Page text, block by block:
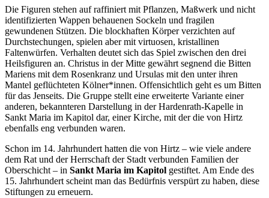
Die Figuren stehen auf raffiniert mit Pflanzen, Maßwerk und nicht
identifizierten Wappen behauenen Sockeln und fragilen
gewundenen Stützen. Die blockhaften Körper verzichten auf
Durchstechungen, spielen aber mit virtuosen, kristallinen
Faltenwürfen. Verhalten deutet sich das Spiel zwischen den drei
Heilsfiguren an. Christus in der Mitte gewährt segnend die Bitten
Mariens mit dem Rosenkranz und Ursulas mit den unter ihren
Mantel geflüchteten Kölner*innen. Offensichtlich geht es um Bitten
für das Jenseits. Die Gruppe stellt eine erweiterte Variante einer
anderen, bekannteren Darstellung in der Hardenrath-Kapelle in
Sankt Maria im Kapitol dar, einer Kirche, mit der die von Hirtz
ebenfalls eng verbunden waren.
Schon im 14. Jahrhundert hatten die von Hirtz – wie viele andere
dem Rat und der Herrschaft der Stadt verbunden Familien der
Oberschicht – in Sankt Maria im Kapitol gestiftet. Am Ende des
15. Jahrhundert scheint man das Bedürfnis verspürt zu haben, diese
Stiftungen zu erneuern.